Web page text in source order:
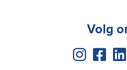
Volg